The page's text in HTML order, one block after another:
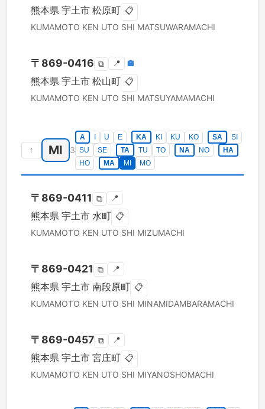
熊本県 宇土市 松原町 📋
KUMAMOTO KEN UTO SHI MATSUWARAMACHI
〒 869-0416 ⧉ 📍 🏣
熊本県 宇土市 松山町 📋
KUMAMOTO KEN UTO SHI MATSUYAMAMACHI
↑ MI 3
A U E KA KI KU KO SA
SI
SU
SE TA TU TO NA NO
HA
HO
MA MI MO
〒 869-0411 ⧉ 📍
熊本県 宇土市 水町 📋
KUMAMOTO KEN UTO SHI MIZUMACHI
〒 869-0421 ⧉ 📍
熊本県 宇土市 南段原町 📋
KUMAMOTO KEN UTO SHI MINAMIDAMBARAMACHI
〒 869-0457 ⧉ 📍
熊本県 宇土市 宮庄町 📋
KUMAMOTO KEN UTO SHI MIYANOSHOMACHI